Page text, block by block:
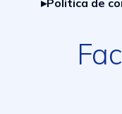
▸Politica de